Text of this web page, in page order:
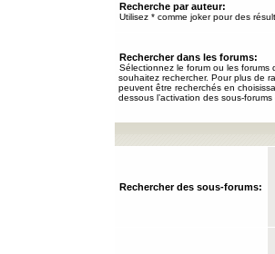
Recherche par auteur:
Utilisez * comme joker pour des
Rechercher dans les forums:
Sélectionnez le forum ou les forums
souhaitez rechercher. Pour plus de
peuvent être recherchés en
dessous l’activation des sous-forums
Rechercher des sous-forums: